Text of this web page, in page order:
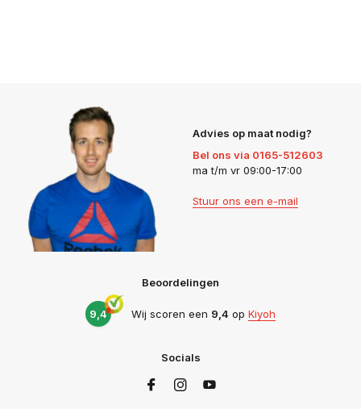
Advies op maat nodig?
Bel ons via 0165-512603
ma t/m vr 09:00-17:00
Stuur ons een e-mail
Beoordelingen
9,4 Wij scoren een 9,4 op Kiyoh
Socials